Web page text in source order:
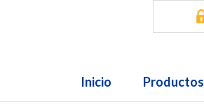
Inicio Productos